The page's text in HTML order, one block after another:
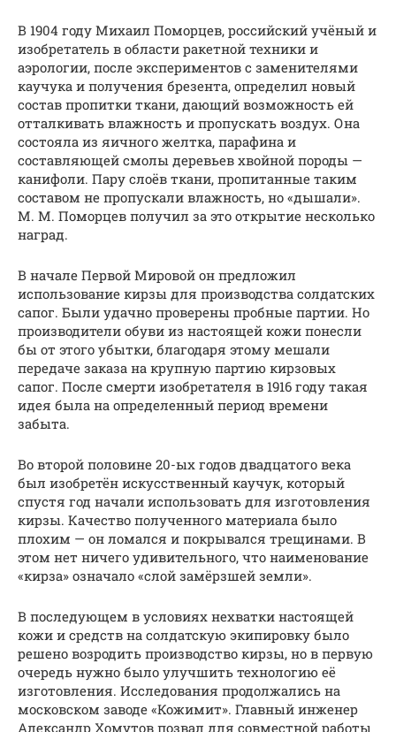
В 1904 году Михаил Поморцев, российский учёный и
изобретатель в области ракетной техники и
аэрологии, после экспериментов с заменителями
каучука и получения брезента, определил новый
состав пропитки ткани, дающий возможность ей
отталкивать влажность и пропускать воздух. Она
состояла из яичного желтка, парафина и
составляющей смолы деревьев хвойной породы —
канифоли. Пару слоёв ткани, пропитанные таким
составом не пропускали влажность, но «дышали».
М. М. Поморцев получил за это открытие несколько
наград.
В начале Первой Мировой он предложил
использование кирзы для производства солдатских
сапог. Были удачно проверены пробные партии. Но
производители обуви из настоящей кожи понесли
бы от этого убытки, благодаря этому мешали
передаче заказа на крупную партию кирзовых
сапог. После смерти изобретателя в 1916 году такая
идея была на определенный период времени
забыта.
Во второй половине 20-ых годов двадцатого века
был изобретён искусственный каучук, который
спустя год начали использовать для изготовления
кирзы. Качество полученного материала было
плохим — он ломался и покрывался трещинами. В
этом нет ничего удивительного, что наименование
«кирза» означало «слой замёрзшей земли».
В последующем в условиях нехватки настоящей
кожи и средств на солдатскую экипировку было
решено возродить производство кирзы, но в первую
очередь нужно было улучшить технологию её
изготовления. Исследования продолжались на
московском заводе «Кожимит». Главный инженер
Александр Хомутов позвал для совместной работы